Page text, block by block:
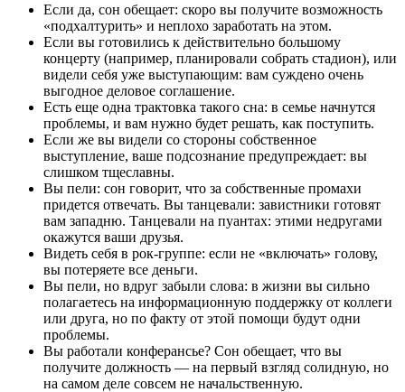
Если да, сон обещает: скоро вы получите возможность
«подхалтурить» и неплохо заработать на этом.
Если вы готовились к действительно большому
концерту (например, планировали собрать стадион), или
видели себя уже выступающим: вам суждено очень
выгодное деловое соглашение.
Есть еще одна трактовка такого сна: в семье начнутся
проблемы, и вам нужно будет решать, как поступить.
Если же вы видели со стороны собственное
выступление, ваше подсознание предупреждает: вы
слишком тщеславны.
Вы пели: сон говорит, что за собственные промахи
придется отвечать. Вы танцевали: завистники готовят
вам западню. Танцевали на пуантах: этими недругами
окажутся ваши друзья.
Видеть себя в рок-группе: если не «включать» голову,
вы потеряете все деньги.
Вы пели, но вдруг забыли слова: в жизни вы сильно
полагаетесь на информационную поддержку от коллеги
или друга, но по факту от этой помощи будут одни
проблемы.
Вы работали конферансье? Сон обещает, что вы
получите должность — на первый взгляд солидную, но
на самом деле совсем не начальственную.